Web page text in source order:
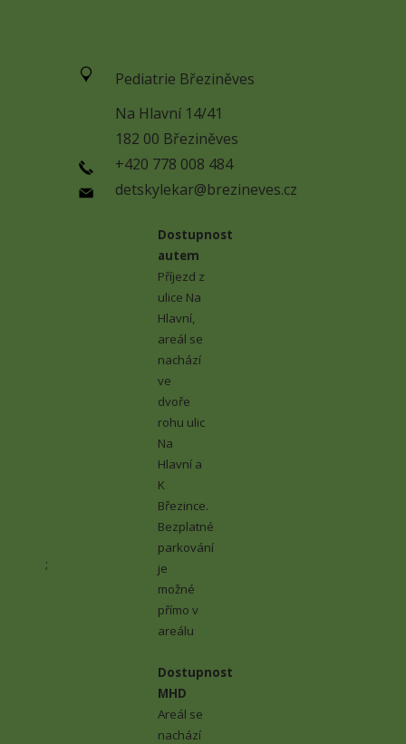
Pediatrie Březiněves
Na Hlavní 14/41
182 00 Březiněves
+420 778 008 484
detskylekar@brezineves.cz
;
Dostupnost
autem
Příjezd z
ulice Na
Hlavní,
areál se
nachází
ve
dvoře
rohu ulic
Na
Hlavní a
K
Březince.
Bezplatné
parkování
je
možné
přímo v
areálu
Dostupnost
MHD
Areál se
nachází